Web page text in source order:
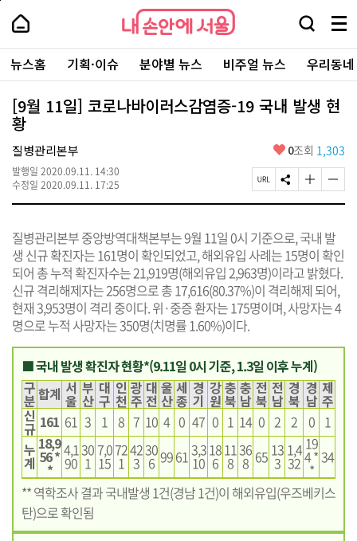
본
로
가
내
손
안
에
서
울
-
서
울
시
대
표
소
통
포
내
손
에
울
검
창
열
기
메
뉴
전
체
보
기
주
요
서
뉴스홈 기획·이슈 분야별 뉴스 비주얼 뉴스 우리동
[9월 11일] 코로나바이러스감염증-19 국내 발생 현
황
질병관리본부
발행일 2020.09.11. 14:30
수정일 2020.09.11. 17:25
좋
요
0조회 1,303
페
이
R
L
복
사
S
N
유
하
기
글
자
크
게
변
경
하
기
글
자
작
게
변
경
하
기
질병관리본부 중앙방역대책본부는 9월 11일 0시 기준으로, 국내 발
생 신규 확진자는 161명이 확인되었고, 해외유입 사례는 15명이 확인
되어 총 누적 확진자수는 21,919명(해외유입 2,963명)이라고 밝혔다.
신규 격리해제자는 256명으로 총 17,616(80.37%)이 격리해제 되어,
현재 3,953명이 격리 중이다. 위·중증 환자는 175명이며, 사망자는 4
명으로 누적 사망자는 350명(치명률 1.60%)이다.
■ 국내 발생 확진자 현황*(9.11일 0시 기준, 1.3일 이후 누계)
구
분합계 서
울
부
산
대
구
인
천
광
주
대
전
울
산
세
종
경
기
강
원
충
북
충
남
전
북
전
남
경
북
경
남
제
주
신
규 161 61 3 1 8 7 10 4 0 47 0 1 14 0 2 2 0 1
누
계
18,9
56 *
*
4,1
90
30
1
7,0
15
72
1
42
3
30
6 99613,3
10
18
6
11
8
36
8 65 13
3
1,4
32
19
4 *
*
34
** 역학조사 결과 국내발생 1건(경남 1건)이 해외유입(우즈베키스
탄)으로 확인됨
페
상
단
로